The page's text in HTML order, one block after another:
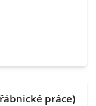
práce)